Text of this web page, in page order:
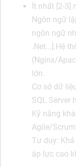
Ít nhất [2-3]
Ngôn ngữ
ngôn ngữ
.Net...].Hệ
(Nginx/
lớn.
Cơ sở dữ
SQL Server
Kỹ năng
Agile/Scrum.
Tư duy:
áp lực cao